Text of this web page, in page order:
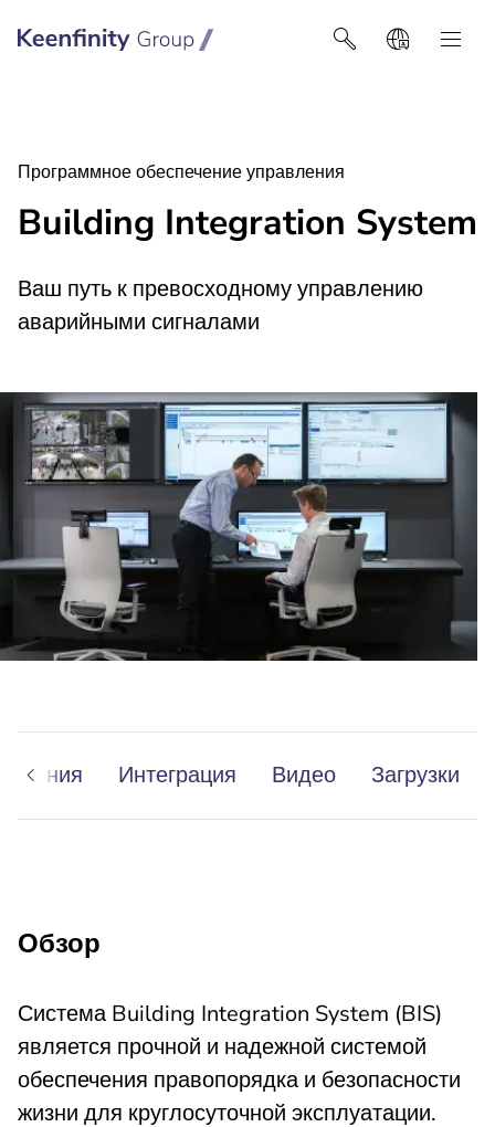
Keenfinity Group I Poland / Ukraine / Central Asia
Программное обеспечение управления
Building Integration System
Ваш путь к превосходному управлению
аварийными сигналами
Интеграция Видео Загрузки
Обзор
Система Building Integration System (BIS)
является прочной и надежной системой
обеспечения правопорядка и безопасности
жизни для круглосуточной эксплуатации.